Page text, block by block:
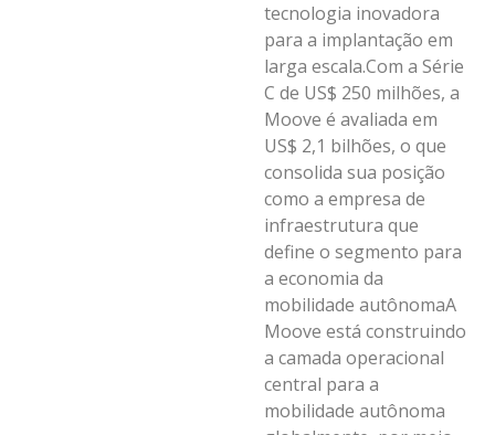
tecnologia inovadora
para a implantação em
larga escala.Com a Série
C de US$ 250 milhões, a
Moove é avaliada em
US$ 2,1 bilhões, o que
consolida sua posição
como a empresa de
infraestrutura que
define o segmento para
a economia da
mobilidade autônomaA
Moove está construindo
a camada operacional
central para a
mobilidade autônoma